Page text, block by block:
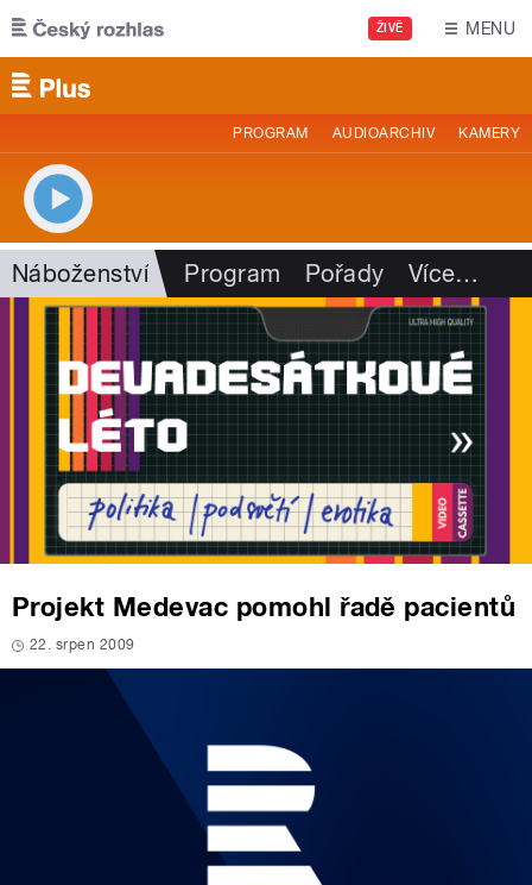
Přejít k hlavnímu obsahu
ŽIVĚ MENU
PROGRAM AUDIOARCHIV KAMERY
Náboženství Program Pořady Více…
Projekt Medevac pomohl řadě pacientů
22. srpen 2009